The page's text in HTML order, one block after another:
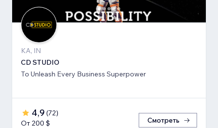
KA, IN
CD STUDIO
To Unleash Every Business Superpower
4,9 (72)
От 200 $
Смотреть